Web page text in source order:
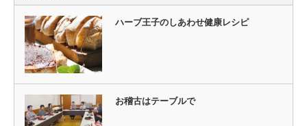
ハーブ王子のしあわせ健康レシピ
お稽古はテーブルで